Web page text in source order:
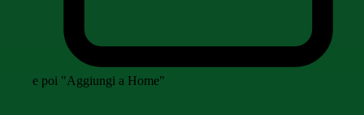
e poi "Aggiungi a Home"